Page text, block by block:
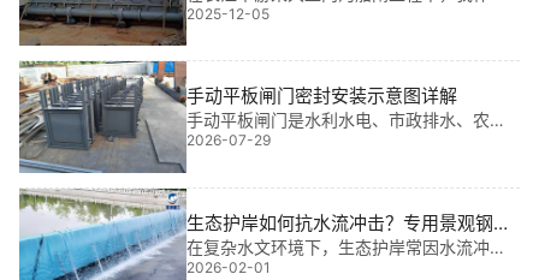
应
金属结构设计负责人，全程参与了2x5T-2x2
5T移动式卷扬启闭机的选型与部署。这套设
备不仅承担着弧形闸门启闭、平面闸门控制
的双重任务，更需在夏季平均气温超45℃
2025-12-05
手动平板闸门密封安装示意图详解
手动平板闸门是水利水电、市政排水、农田
灌溉等工程中广泛应用的截流与调节设备，
用寿命。密封安装作为闸门安装的核心环
节，涉及密封件选型、安装工艺、间隙控
制、验收标准等多个技术要点。本文按照钢
制平板闸门和铸铁平板闸门两大类，分别详
2026-07-29
生态护岸如何抗水流冲击？专用景观钢坝
结构设计与选型
在复杂水文环境下，生态护岸常因水流冲刷
导致结构失稳、岸线坍塌。基于我多年水利
2026-02-01